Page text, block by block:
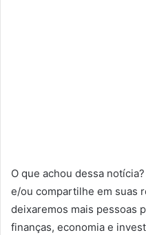
O que achou dessa
e/ou compartilhe em suas
deixaremos mais pessoas
finanças, economia e